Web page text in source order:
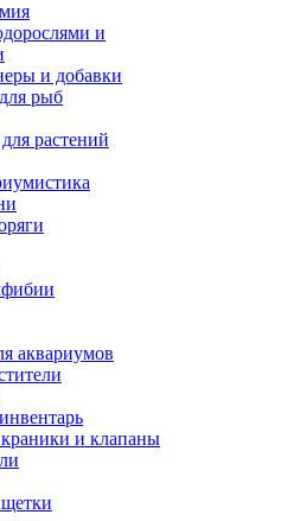
и
и добавки
рыб
растений
аквариумов
и клапаны